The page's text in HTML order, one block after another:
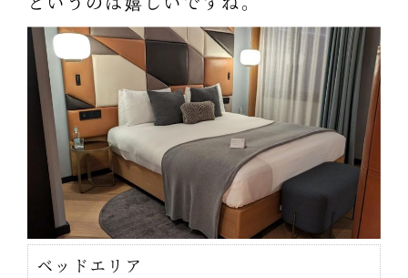
ベッドエリア